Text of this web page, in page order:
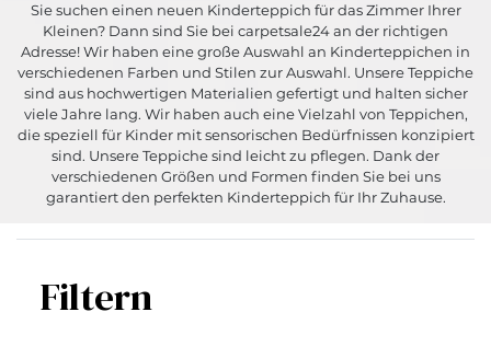
Sie suchen einen neuen Kinderteppich für das Zimmer Ihrer
Kleinen? Dann sind Sie bei carpetsale24 an der richtigen
Adresse! Wir haben eine große Auswahl an Kinderteppichen in
verschiedenen Farben und Stilen zur Auswahl. Unsere Teppiche
sind aus hochwertigen Materialien gefertigt und halten sicher
viele Jahre lang. Wir haben auch eine Vielzahl von Teppichen,
die speziell für Kinder mit sensorischen Bedürfnissen konzipiert
sind. Unsere Teppiche sind leicht zu pflegen. Dank der
verschiedenen Größen und Formen finden Sie bei uns
garantiert den perfekten Kinderteppich für Ihr Zuhause.
Filtern